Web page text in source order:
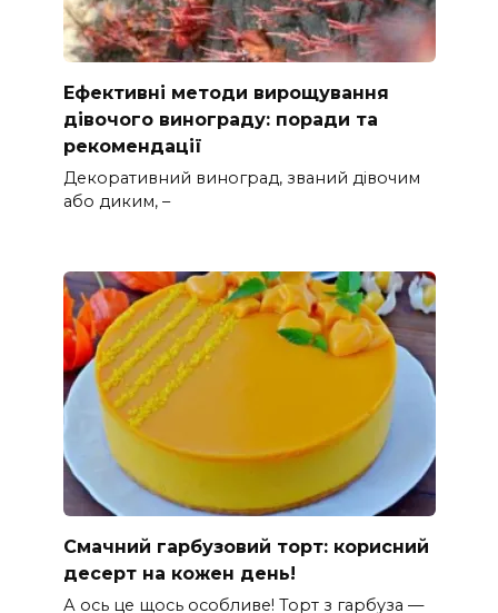
Ефективні методи вирощування
дівочого винограду: поради та
рекомендації
Декоративний виноград, званий дівочим
або диким, –
Смачний гарбузовий торт: корисний
десерт на кожен день!
А ось це щось особливе! Торт з гарбуза —